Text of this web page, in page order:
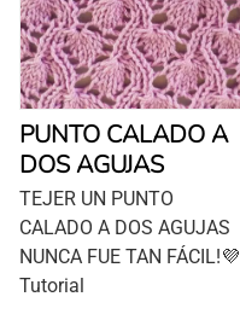
PUNTO CALADO A
DOS AGUJAS
TEJER UN PUNTO
CALADO A DOS AGUJAS
NUNCA FUE TAN FÁCIL!💜
Tutorial